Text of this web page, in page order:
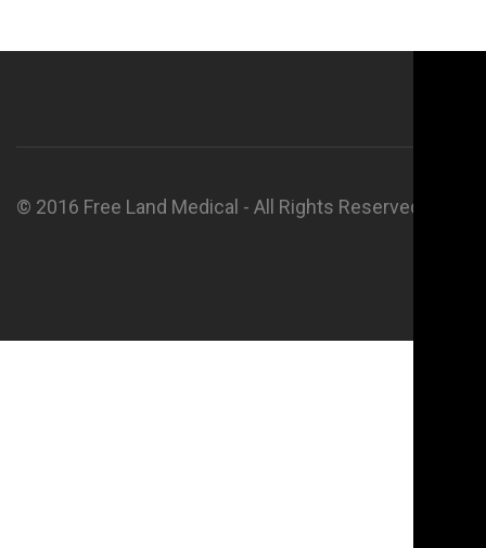
© 2016 Free Land Medical - All Rights Reserved.